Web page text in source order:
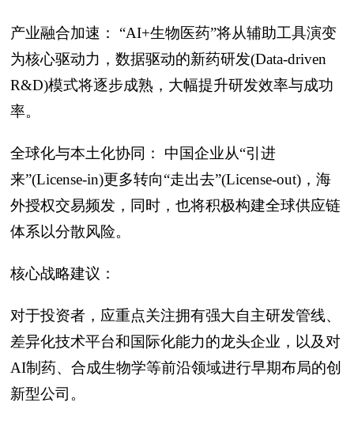
产业融合加速： “AI+生物医药”将从辅助工具演变
为核心驱动力，数据驱动的新药研发(Data-driven
R&D)模式将逐步成熟，大幅提升研发效率与成功
率。
全球化与本土化协同： 中国企业从“引进
来”(License-in)更多转向“走出去”(License-out)，海
外授权交易频发，同时，也将积极构建全球供应链
体系以分散风险。
核心战略建议：
对于投资者，应重点关注拥有强大自主研发管线、
差异化技术平台和国际化能力的龙头企业，以及对
AI制药、合成生物学等前沿领域进行早期布局的创
新型公司。